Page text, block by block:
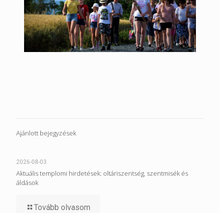
Ajánlott bejegyzések
2026-08-03
Aktuális templomi hirdetések: oltáriszentség, szentmisék és
áldások
Tovább olvasom